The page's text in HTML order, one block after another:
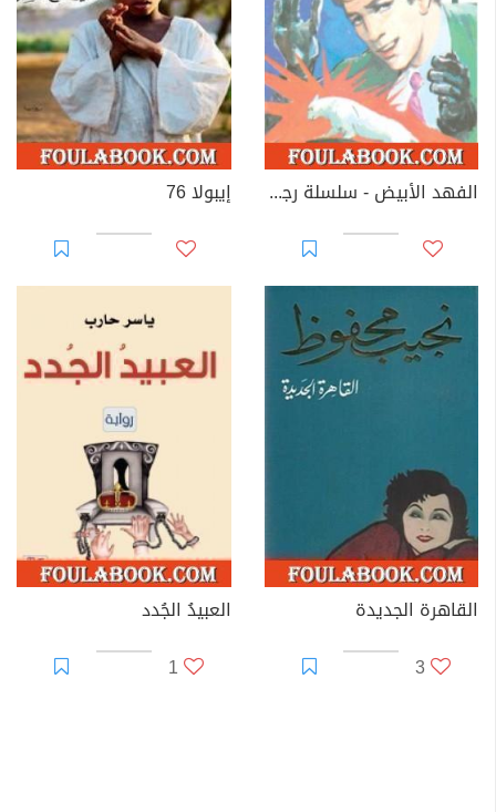
الفهد الأبيض - سلسلة رجل المستحيل إيبولا 76
القاهرة الجديدة
3
العبيدُ الجُدد
1